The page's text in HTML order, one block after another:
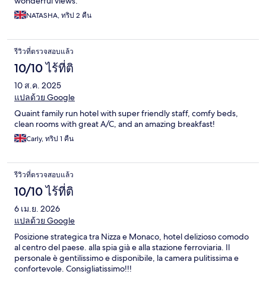
NATASHA, ทริป 2 คืน
รีวิวที่ตรวจสอบแล้ว
10/10 ไร้ที่ติ
10 ส.ค. 2025
แปลด้วย Google
Quaint family run hotel with super friendly staff, comfy beds,
clean rooms with great A/C, and an amazing breakfast!
Carly, ทริป 1 คืน
รีวิวที่ตรวจสอบแล้ว
10/10 ไร้ที่ติ
6 เม.ย. 2026
แปลด้วย Google
Posizione strategica tra Nizza e Monaco, hotel delizioso comodo
al centro del paese. alla spia già e alla stazione ferroviaria. Il
personale è gentilissimo e disponibile, la camera pulitissima e
confortevole. Consigliatissimo!!!